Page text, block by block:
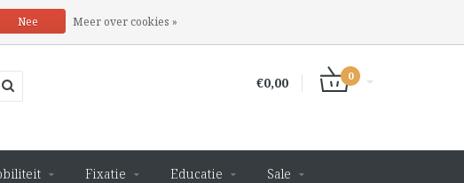
€0,00 0
Fixatie Educatie Sale
Nee Meer over cookies »